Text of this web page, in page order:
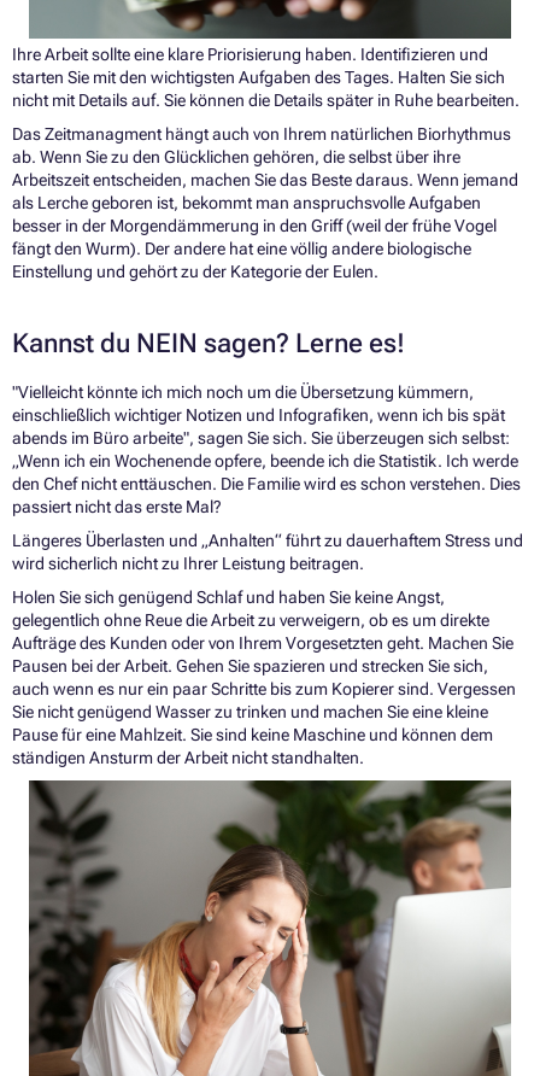
Ihre Arbeit sollte eine klare Priorisierung haben. Identifizieren und
starten Sie mit den wichtigsten Aufgaben des Tages. Halten Sie sich
nicht mit Details auf. Sie können die Details später in Ruhe bearbeiten.
Das Zeitmanagment hängt auch von Ihrem natürlichen Biorhythmus
ab. Wenn Sie zu den Glücklichen gehören, die selbst über ihre
Arbeitszeit entscheiden, machen Sie das Beste daraus. Wenn jemand
als Lerche geboren ist, bekommt man anspruchsvolle Aufgaben
besser in der Morgendämmerung in den Griff (weil der frühe Vogel
fängt den Wurm). Der andere hat eine völlig andere biologische
Einstellung und gehört zu der Kategorie der Eulen.
Kannst du NEIN sagen? Lerne es!
"Vielleicht könnte ich mich noch um die Übersetzung kümmern,
einschließlich wichtiger Notizen und Infografiken, wenn ich bis spät
abends im Büro arbeite", sagen Sie sich. Sie überzeugen sich selbst:
„Wenn ich ein Wochenende opfere, beende ich die Statistik. Ich werde
den Chef nicht enttäuschen. Die Familie wird es schon verstehen. Dies
passiert nicht das erste Mal?
Längeres Überlasten und „Anhalten“ führt zu dauerhaftem Stress und
wird sicherlich nicht zu Ihrer Leistung beitragen.
Holen Sie sich genügend Schlaf und haben Sie keine Angst,
gelegentlich ohne Reue die Arbeit zu verweigern, ob es um direkte
Aufträge des Kunden oder von Ihrem Vorgesetzten geht. Machen Sie
Pausen bei der Arbeit. Gehen Sie spazieren und strecken Sie sich,
auch wenn es nur ein paar Schritte bis zum Kopierer sind. Vergessen
Sie nicht genügend Wasser zu trinken und machen Sie eine kleine
Pause für eine Mahlzeit. Sie sind keine Maschine und können dem
ständigen Ansturm der Arbeit nicht standhalten.